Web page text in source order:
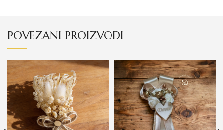
POVEZANI PROIZVODI